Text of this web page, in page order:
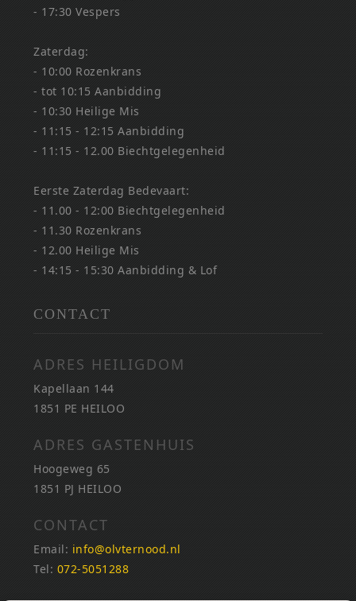
- 17:30 Vespers
Zaterdag:
- 10:00 Rozenkrans
- tot 10:15 Aanbidding
- 10:30 Heilige Mis
- 11:15 - 12:15 Aanbidding
- 11:15 - 12.00 Biechtgelegenheid
Eerste Zaterdag Bedevaart:
- 11.00 - 12:00 Biechtgelegenheid
- 11.30 Rozenkrans
- 12.00 Heilige Mis
- 14:15 - 15:30 Aanbidding & Lof
CONTACT
ADRES HEILIGDOM
Kapellaan 144
1851 PE HEILOO
ADRES GASTENHUIS
Hoogeweg 65
1851 PJ HEILOO
CONTACT
Email: info@olvternood.nl
Tel: 072-5051288